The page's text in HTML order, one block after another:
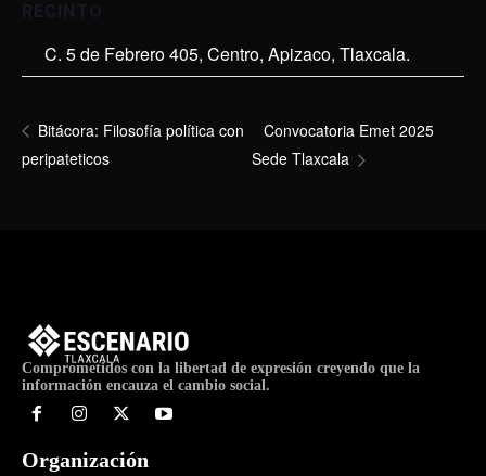
RECINTO
C. 5 de Febrero 405, Centro, Apizaco, Tlaxcala.
Bitácora: Filosofía política con
peripateticos
Convocatoria Emet 2025
Sede Tlaxcala
Comprometidos con la libertad de expresión creyendo que la
información encauza el cambio social.
Organización